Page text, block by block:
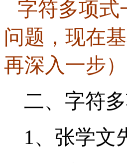
字符多项式
问题，现在
再深入一步）
二、字符
1、张学文